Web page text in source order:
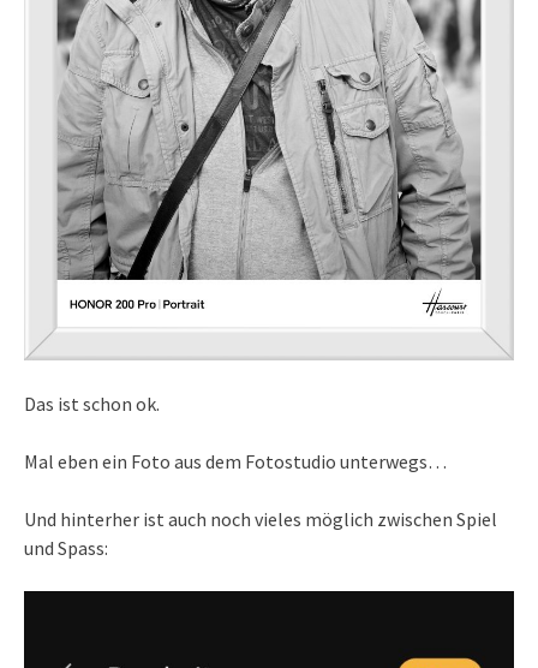
Das ist schon ok.
Mal eben ein Foto aus dem Fotostudio unterwegs…
Und hinterher ist auch noch vieles möglich zwischen Spiel
und Spass: